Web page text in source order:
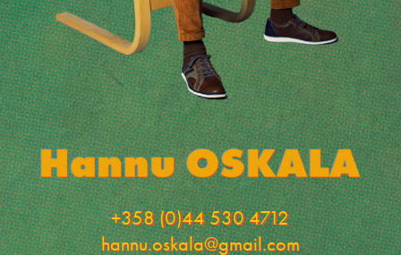
+358 (0)44 530 4712
hannu.oskala@gmail.com